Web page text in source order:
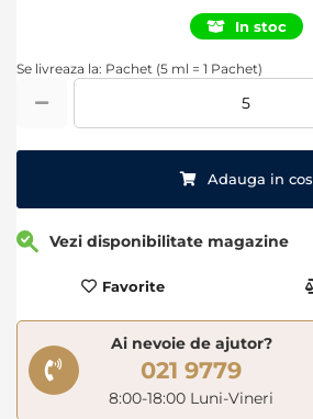
In stoc
Se livreaza la: Pachet (5 ml = 1 Pachet)
Adauga in cos
Vezi disponibilitate magazine
Favorite
Ai nevoie de ajutor?
021 9779
8:00-18:00 Luni-Vineri